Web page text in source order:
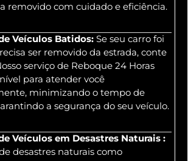
removido com cuidado e eficiência.
Veículos Batidos: Se seu carro foi
ser removido da estrada, conte
serviço de Reboque 24 Horas
para atender você
minimizando o tempo de
a segurança do seu veículo.
Veículos em Desastres Naturais :
desastres naturais como